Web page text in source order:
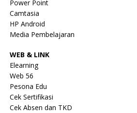
Power Point
Camtasia
HP Android
Media Pembelajaran
WEB & LINK
Elearning
Web 56
Pesona Edu
Cek Sertifikasi
Cek Absen dan TKD